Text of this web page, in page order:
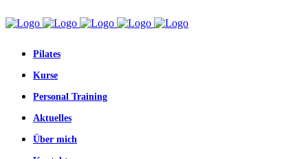
Pilates
Kurse
Personal Training
Aktuelles
Über mich